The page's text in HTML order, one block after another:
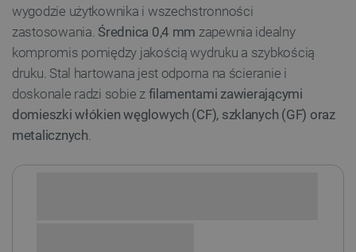
wygodzie użytkownika i wszechstronności
zastosowania. Średnica 0,4 mm zapewnia idealny
kompromis pomiędzy jakością wydruku a szybkością
druku. Stal hartowana jest odporna na ścieranie i
doskonale radzi sobie z filamentami zawierającymi
domieszki włókien węglowych (CF), szklanych (GF) oraz
metalicznych.